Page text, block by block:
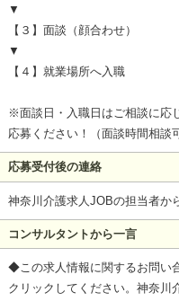
▼
【３】面談（顔合わせ）
▼
【４】就業場所へ入職
※面談日・入職日はご相談に応
応募ください！（面談時間相談
応募受付後の連絡
神奈川介護求人JOBの担当者か
コンサルタントから一言
◆この求人情報に関するお問い
クリックしてください。神奈川